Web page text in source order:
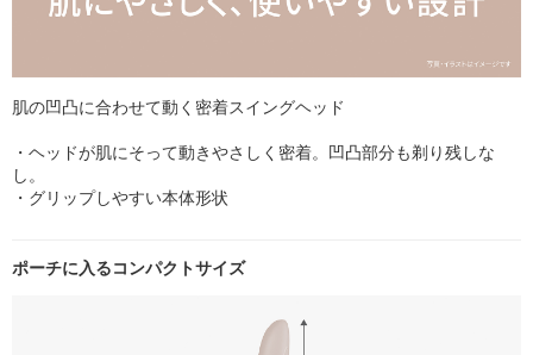
肌の凹凸に合わせて動く密着スイングヘッド
・ヘッドが肌にそって動きやさしく密着。凹凸部分も剃り残しな
し。
・グリップしやすい本体形状
ポーチに入るコンパクトサイズ